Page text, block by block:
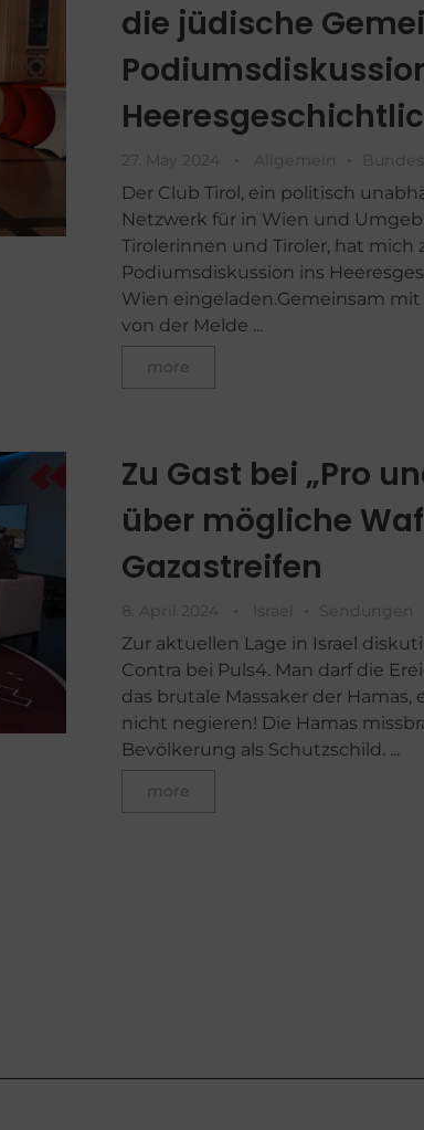
die jüdische
27. May 2024 Allgemein
Der Club Tirol, ein politisch
Netzwerk für in Wien und
Tirolerinnen und Tiroler, hat mich
Podiumsdiskussion ins
Wien eingeladen.Gemeinsam
von der Melde ...
more
Zu Gast bei „Pro
über mögliche
Gazastreifen
8. April 2024 Israel Sendungen
Zur aktuellen Lage in Israel
Contra bei Puls4. Man darf die
das brutale Massaker der Hamas,
nicht negieren! Die Hamas
Bevölkerung als Schutzschild. ...
more